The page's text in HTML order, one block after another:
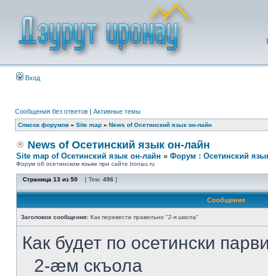
Вход
Сообщения без ответов | Активные темы
Список форумов » Site map » News of Осетинский язык он-лайн
News of Осетинский язык он-лайн
Site map of Осетинский язык он-лайн » Форум : Осетинский
Форум об осетинском языке при сайте Ironau.ru
Страница 13 из 50 [ Тем: 496 ]
Сообщение
Заголовок сообщения: Как перевести правильно "2-я школа"
Как будет по осетински
2-æм скъола